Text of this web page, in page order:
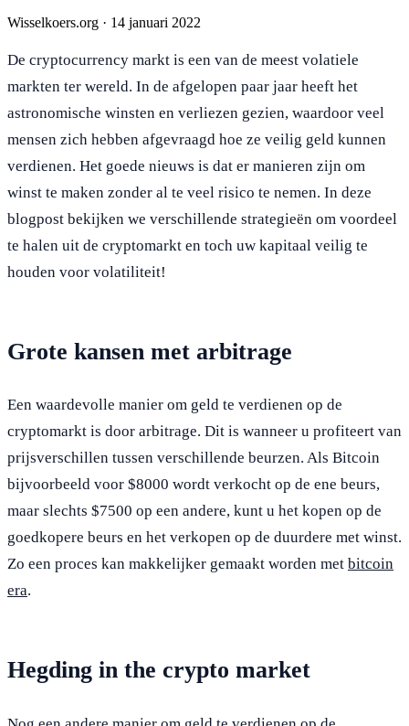
Wisselkoers.org · 14 januari 2022
De cryptocurrency markt is een van de meest volatiele
markten ter wereld. In de afgelopen paar jaar heeft het
astronomische winsten en verliezen gezien, waardoor veel
mensen zich hebben afgevraagd hoe ze veilig geld kunnen
verdienen. Het goede nieuws is dat er manieren zijn om
winst te maken zonder al te veel risico te nemen. In deze
blogpost bekijken we verschillende strategieën om voordeel
te halen uit de cryptomarkt en toch uw kapitaal veilig te
houden voor volatiliteit!
Grote kansen met arbitrage
Een waardevolle manier om geld te verdienen op de
cryptomarkt is door arbitrage. Dit is wanneer u profiteert van
prijsverschillen tussen verschillende beurzen. Als Bitcoin
bijvoorbeeld voor $8000 wordt verkocht op de ene beurs,
maar slechts $7500 op een andere, kunt u het kopen op de
goedkopere beurs en het verkopen op de duurdere met winst.
Zo een proces kan makkelijker gemaakt worden met bitcoin
era.
Hegding in the crypto market